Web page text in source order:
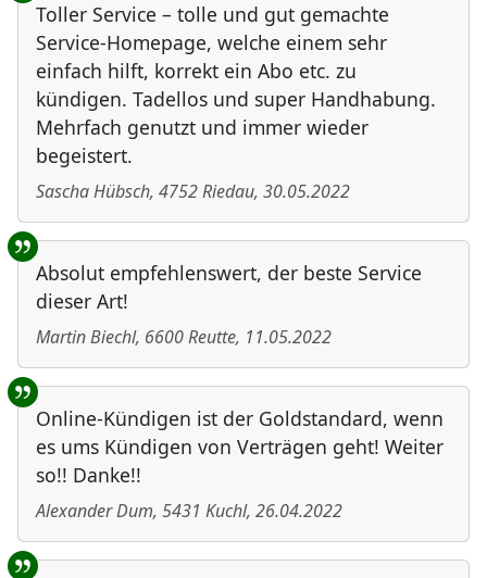
Toller Service – tolle und gut gemachte
Service-Homepage, welche einem sehr
einfach hilft, korrekt ein Abo etc. zu
kündigen. Tadellos und super Handhabung.
Mehrfach genutzt und immer wieder
begeistert.
Sascha Hübsch, 4752Riedau, 30.05.2022
Absolut empfehlenswert, der beste Service
dieser Art!
Martin Biechl, 6600Reutte, 11.05.2022
Online-Kündigen ist der Goldstandard, wenn
es ums Kündigen von Verträgen geht! Weiter
so!! Danke!!
Alexander Dum, 5431 Kuchl, 26.04.2022